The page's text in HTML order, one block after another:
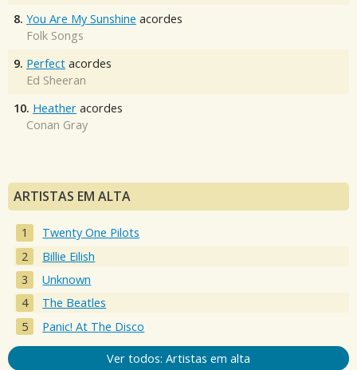
8. You Are My Sunshine acordes
Folk Songs
9. Perfect acordes
Ed Sheeran
10. Heather acordes
Conan Gray
ARTISTAS EM ALTA
Twenty One Pilots
Billie Eilish
Unknown
The Beatles
Panic! At The Disco
Ver todos: Artistas em alta